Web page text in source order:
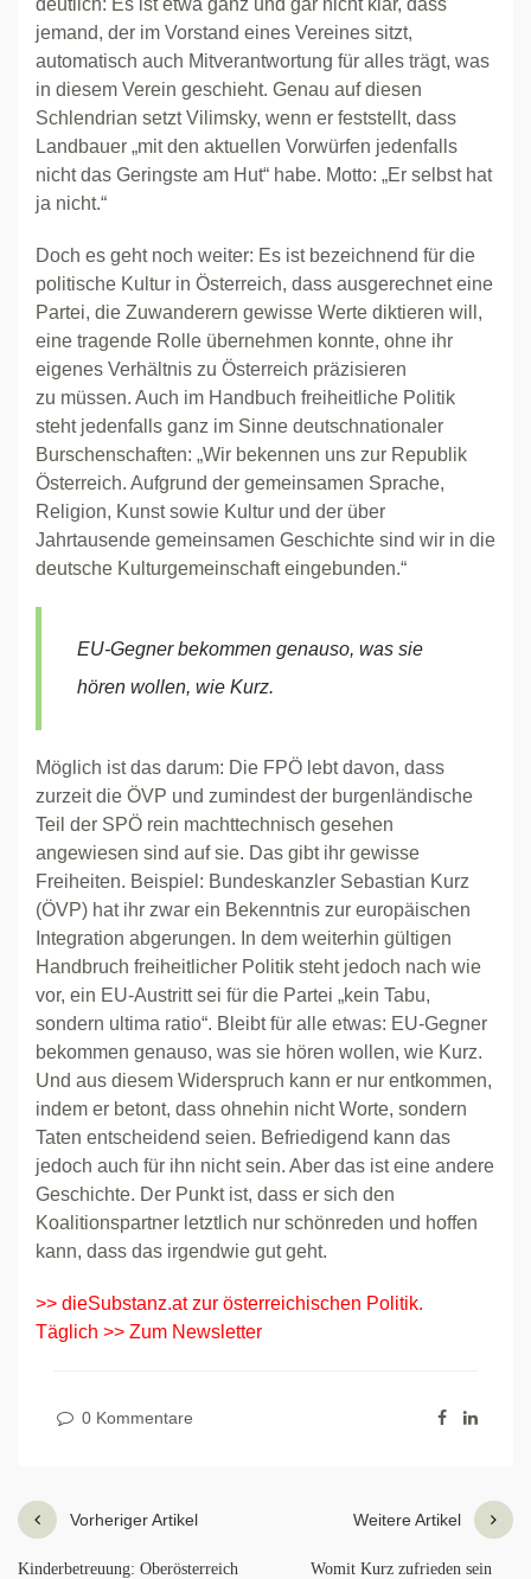
deutlich: Es ist etwa ganz und gar nicht klar, dass
jemand, der im Vorstand eines Vereines sitzt,
automatisch auch Mitverantwortung für alles trägt, was
in diesem Verein geschieht. Genau auf diesen
Schlendrian setzt Vilimsky, wenn er feststellt, dass
Landbauer „mit den aktuellen Vorwürfen jedenfalls
nicht das Geringste am Hut“ habe. Motto: „Er selbst hat
ja nicht.“
Doch es geht noch weiter: Es ist bezeichnend für die
politische Kultur in Österreich, dass ausgerechnet eine
Partei, die Zuwanderern gewisse Werte diktieren will,
eine tragende Rolle übernehmen konnte, ohne ihr
eigenes Verhältnis zu Österreich präzisieren
zu müssen. Auch im Handbuch freiheitliche Politik
steht jedenfalls ganz im Sinne deutschnationaler
Burschenschaften: „Wir bekennen uns zur Republik
Österreich. Aufgrund der gemeinsamen Sprache,
Religion, Kunst sowie Kultur und der über
Jahrtausende gemeinsamen Geschichte sind wir in die
deutsche Kulturgemeinschaft eingebunden.“
EU-Gegner bekommen genauso, was sie
hören wollen, wie Kurz.
Möglich ist das darum: Die FPÖ lebt davon, dass
zurzeit die ÖVP und zumindest der burgenländische
Teil der SPÖ rein machttechnisch gesehen
angewiesen sind auf sie. Das gibt ihr gewisse
Freiheiten. Beispiel: Bundeskanzler Sebastian Kurz
(ÖVP) hat ihr zwar ein Bekenntnis zur europäischen
Integration abgerungen. In dem weiterhin gültigen
Handbruch freiheitlicher Politik steht jedoch nach wie
vor, ein EU-Austritt sei für die Partei „kein Tabu,
sondern ultima ratio“. Bleibt für alle etwas: EU-Gegner
bekommen genauso, was sie hören wollen, wie Kurz.
Und aus diesem Widerspruch kann er nur entkommen,
indem er betont, dass ohnehin nicht Worte, sondern
Taten entscheidend seien. Befriedigend kann das
jedoch auch für ihn nicht sein. Aber das ist eine andere
Geschichte. Der Punkt ist, dass er sich den
Koalitionspartner letztlich nur schönreden und hoffen
kann, dass das irgendwie gut geht.
>> dieSubstanz.at zur österreichischen Politik.
Täglich >> Zum Newsletter
0 Kommentare
Vorheriger Artikel
Kinderbetreuung: Oberösterreich
Weitere Artikel
Womit Kurz zufrieden sein